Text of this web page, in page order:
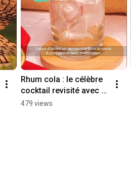
Rhum cola : le célèbre
cocktail revisité avec
du rhum Ambré des Îles
479 views